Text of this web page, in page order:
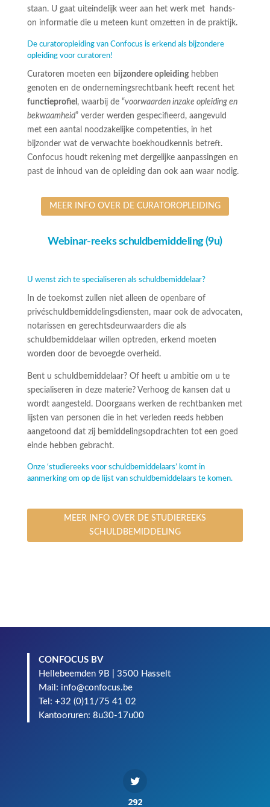
staan. U gaat uiteindelijk weer aan het werk met hands-
on informatie die u meteen kunt omzetten in de praktijk.
De curatoropleiding van Confocus is erkend als bijzondere
opleiding voor curatoren!
Curatoren moeten een bijzondere opleidinghebben
genoten en de ondernemingsrechtbank heeft recent het
functieprofiel , waarbij de “voorwaarden inzake opleiding en
bekwaamheid” verder werden gespecifieerd, aangevuld
met een aantal noodzakelijke competenties, in het
bijzonder wat de verwachte boekhoudkennis betreft.
Confocus houdt rekening met dergelijke aanpassingen en
past de inhoud van de opleiding dan ook aan waar nodig.
MEER INFO OVER DE CURATOROPLEIDING
Webinar-reeks schuldbemiddeling (9u)
U wenst zich te specialiseren als schuldbemiddelaar?
In de toekomst zullen niet alleen de openbare of
privéschuldbemiddelingsdiensten, maar ook de advocaten,
notarissen en gerechtsdeurwaarders die als
schuldbemiddelaar willen optreden, erkend moeten
worden door de bevoegde overheid.
Bent u schuldbemiddelaar? Of heeft u ambitie om u te
specialiseren in deze materie? Verhoog de kansen dat u
wordt aangesteld. Doorgaans werken de rechtbanken met
lijsten van personen die in het verleden reeds hebben
aangetoond dat zij bemiddelingsopdrachten tot een goed
einde hebben gebracht.
Onze ‘studiereeks voor schuldbemiddelaars’ komt in
aanmerking om op de lijst van schuldbemiddelaars te komen.
MEER INFO OVER DE STUDIEREEKS
SCHULDBEMIDDELING
CONFOCUS BV
Hellebeemden 9B | 3500 Hasselt
Mail: info@confocus.be
Tel: +32 (0)11/75 41 02
Kantooruren: 8u30-17u00
292